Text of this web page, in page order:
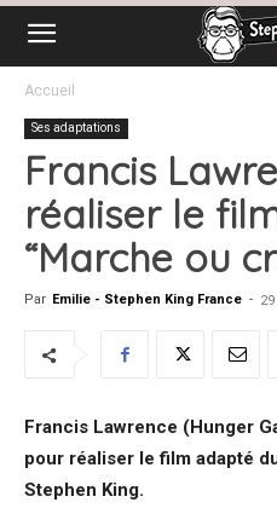
Accueil
Ses adaptations
Francis
réaliser le
“Marche ou
Par Emilie - Stephen King France -
Francis Lawrence (Hunger
pour réaliser le film adapté
Stephen King.